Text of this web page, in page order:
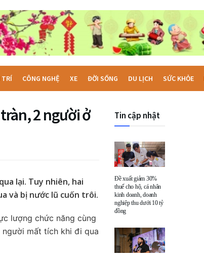
TRÍ CÔNG NGHỆ XE ĐỜI SỐNG DU LỊCH SỨC KHỎE
2 người ở
lại. Tuy nhiên, hai
và bị nước lũ cuốn trôi.
lượng chức năng cùng
mất tích khi đi qua
Tin cập nhật
Đề xuất giảm 30%
thuế cho hộ, cá nhân
kinh doanh, doanh
nghiệp thu dưới 10 tỷ
đồng